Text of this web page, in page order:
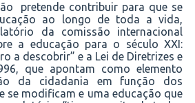
pretende contribuir para que se
ao longo de toda a vida,
da comissão internacional
a educação para o século XXI:
a descobrir” e a Lei de Diretrizes e
que apontam como elemento
da cidadania em função dos
se modificam e uma educação que